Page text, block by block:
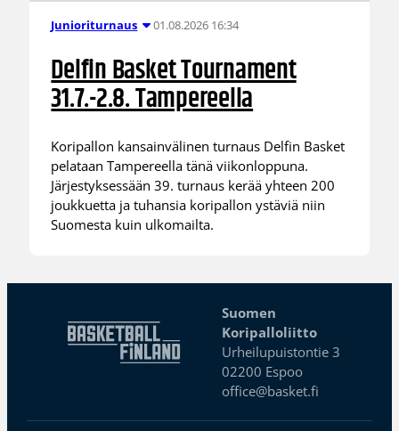
Junioriturnaus 01.08.2026 16:34
Delfin Basket Tournament
31.7.-2.8. Tampereella
Koripallon kansainvälinen turnaus Delfin Basket
pelataan Tampereella tänä viikonloppuna.
Järjestyksessään 39. turnaus kerää yhteen 200
joukkuetta ja tuhansia koripallon ystäviä niin
Suomesta kuin ulkomailta.
Suomen
Koripalloliitto
Urheilupuistontie 3
02200 Espoo
office@basket.fi